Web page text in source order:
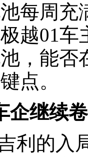
每周充
越01
，能
点。
企继续
利的入